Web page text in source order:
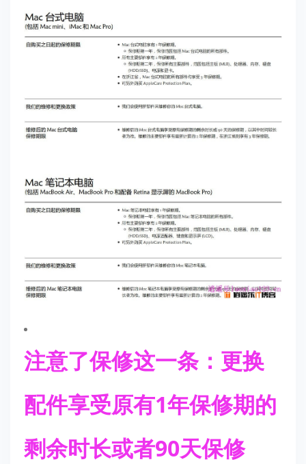
注意了保修这一条：更换
配件享受原有1年保修期的
剩余时长或者90天保修